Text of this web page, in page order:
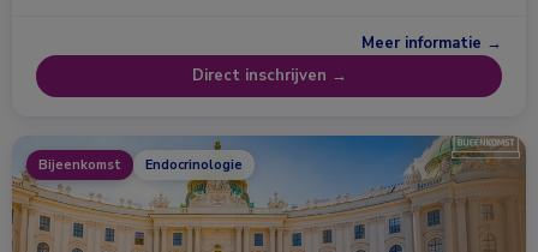
Meer informatie →
Direct inschrijven →
Bijeenkomst Endocrinologie